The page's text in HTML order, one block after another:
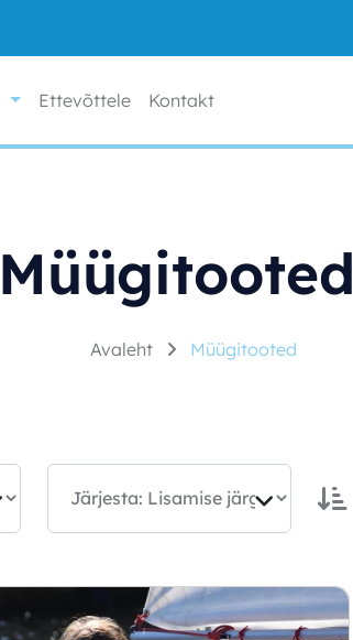
Ettevõttele Kontakt
Müügitooted
Avaleht Müügitooted